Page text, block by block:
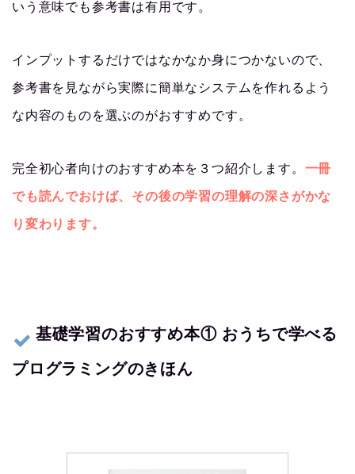
いう意味でも参考書は有用です。
インプットするだけではなかなか身につかないので、
参考書を見ながら実際に簡単なシステムを作れるよう
な内容のものを選ぶのがおすすめです。
完全初心者向けのおすすめ本を３つ紹介します。 一冊
でも読んでおけば、その後の学習の理解の深さがかな
り変わります。
基礎学習のおすすめ本① おうちで学べる
プログラミングのきほん